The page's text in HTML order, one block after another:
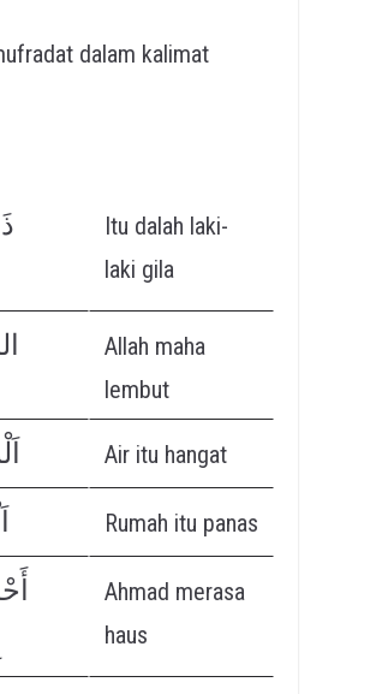
dalam kalimat
Itu dalah laki-
laki gila
Allah maha
lembut
Air itu hangat
Rumah itu panas
Ahmad merasa
haus